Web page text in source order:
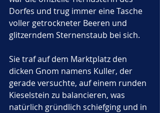
Dorfes und trug immer eine Tasche
voller getrockneter Beeren und
glitzerndem Sternenstaub bei sich.
Sie traf auf dem Marktplatz den
dicken Gnom namens Kuller, der
gerade versuchte, auf einem runden
Kieselstein zu balancieren, was
natürlich gründlich schiefging und in